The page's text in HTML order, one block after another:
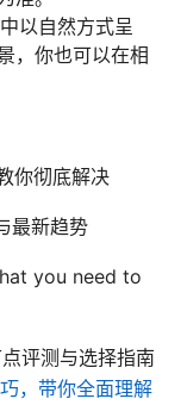
以自然方式呈
，你也可以在相
你彻底解决
最新趋势
you need to
评测与选择指南
，带你全面理解